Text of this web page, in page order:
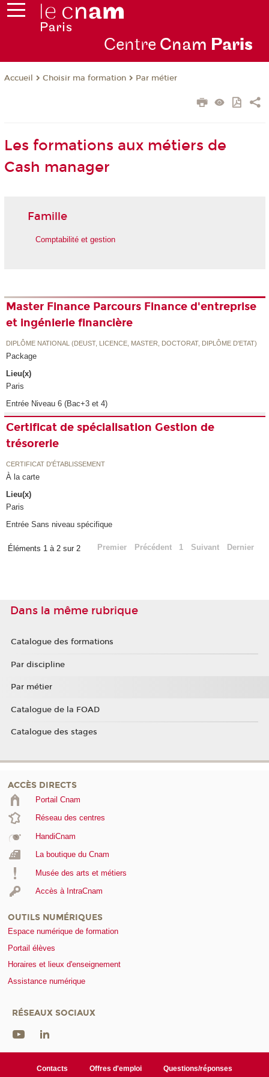
Centre Cnam Paris
Accueil Choisir ma formation Par métier
Les formations aux métiers de
Cash manager
Famille
Comptabilité et gestion
Master Finance Parcours Finance d'entreprise
et ingénierie financière
DIPLÔME NATIONAL (DEUST, LICENCE, MASTER, DOCTORAT, DIPLÔME D'ETAT)
Package
Lieu(x)
Paris
Entrée Niveau 6 (Bac+3 et 4)
Certificat de spécialisation Gestion de
trésorerie
CERTIFICAT D'ÉTABLISSEMENT
À la carte
Lieu(x)
Paris
Entrée Sans niveau spécifique
Éléments 1 à 2 sur 2 Premier Précédent 1 Suivant Dernier
Dans la même rubrique
Catalogue des formations
Par discipline
Par métier
Catalogue de la FOAD
Catalogue des stages
ACCÈS DIRECTS
Portail Cnam
Réseau des centres
HandiCnam
La boutique du Cnam
Musée des arts et métiers
Accès à IntraCnam
OUTILS NUMÉRIQUES
Espace numérique de formation
Portail élèves
Horaires et lieux d'enseignement
Assistance numérique
RÉSEAUX SOCIAUX
Contacts Offres d'emploi Questions/réponses